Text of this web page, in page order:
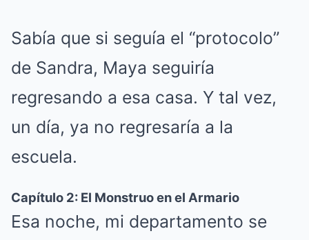
Sabía que si seguía el “protocolo”
de Sandra, Maya seguiría
regresando a esa casa. Y tal vez,
un día, ya no regresaría a la
escuela.
Capítulo 2: El Monstruo en el Armario
Esa noche, mi departamento se